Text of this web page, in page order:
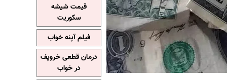
قیمت شیشه
سکوریت
فیلم آپنه خواب
درمان قطعی خروپف
در خواب